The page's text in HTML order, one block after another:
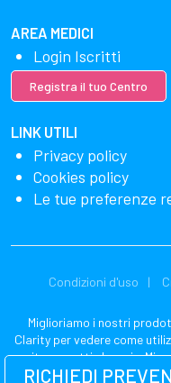
AREA MEDICI
Login Iscritti
Registra il tuo Centro
LINK UTILI
Privacy policy
Cookies policy
Le tue preferenze
Condizioni d'uso
Miglioriamo i nostri
Clarity per vedere come
sito, accetti che noi e
questi dati. La nostra
RICHIEDI